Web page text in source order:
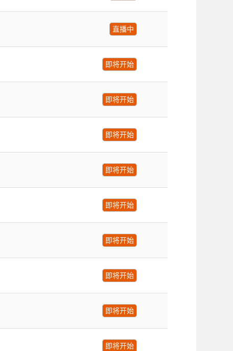
直播中
即将开始
即将开始
即将开始
即将开始
即将开始
即将开始
即将开始
即将开始
即将开始